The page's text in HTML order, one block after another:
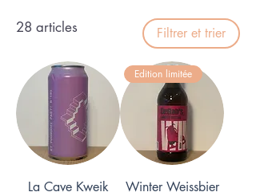
28 articles Filtrer et trier
La Cave Kweik
Edition limitée
Winter Weissbier